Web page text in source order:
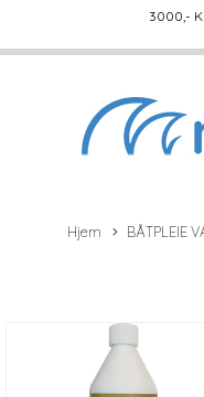
3000,-
Hjem BÅTPLEIE